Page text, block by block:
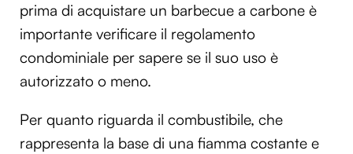
prima di acquistare un barbecue a carbone è
importante verificare il regolamento
condominiale per sapere se il suo uso è
autorizzato o meno.
Per quanto riguarda il combustibile, che
rappresenta la base di una fiamma costante e